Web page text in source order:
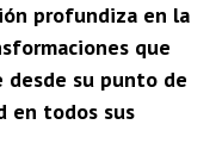
profundiza en la
que
su punto de
en todos sus